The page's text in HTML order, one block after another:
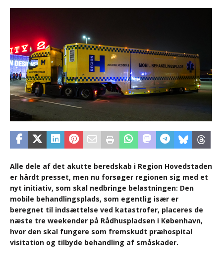
Alle dele af det akutte beredskab i Region Hovedstaden
er hårdt presset, men nu forsøger regionen sig med et
nyt initiativ, som skal nedbringe belastningen: Den
mobile behandlingsplads, som egentlig især er
beregnet til indsættelse ved katastrofer, placeres de
næste tre weekender på Rådhuspladsen i København,
hvor den skal fungere som fremskudt præhospital
visitation og tilbyde behandling af småskader.